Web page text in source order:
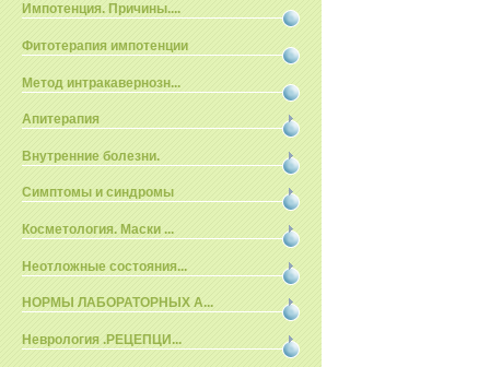
Импотенция. Причины....
Фитотерапия импотенции
Метод интракавернозн...
Апитерапия
Внутренние болезни.
Симптомы и синдромы
Косметология. Маски ...
Неотложные состояния...
НОРМЫ ЛАБОРАТОРНЫХ А...
Неврология .РЕЦЕПЦИ...